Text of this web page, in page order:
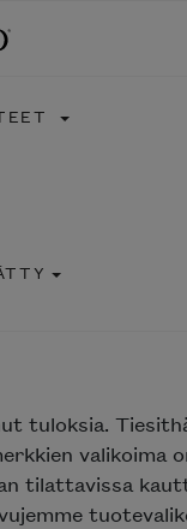
tuloksia.
valikoima
tilattavissa